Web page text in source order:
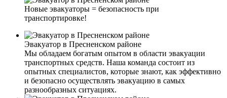
Новые эвакуаторы = безопасность при
транспортировке!
Эвакуатор в Пресненском районе
Мы обладаем богатым опытом в области эвакуации
транспортных средств. Наша команда состоит из
опытных специалистов, которые знают, как эффективно
и безопасно осуществлять эвакуацию в самых
разнообразных ситуациях.